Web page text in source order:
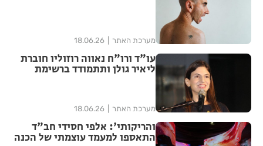
מערכת האתר 18.06.26
עו"ד ורו"ח נאווה רוזוליו חוברת
ליאיר גולן ותתמודד ברשימת
מערכת האתר 18.06.26
והריקותי': אלפי חסידי חב"ד
התאספו למעמד עוצמתי של הכנה